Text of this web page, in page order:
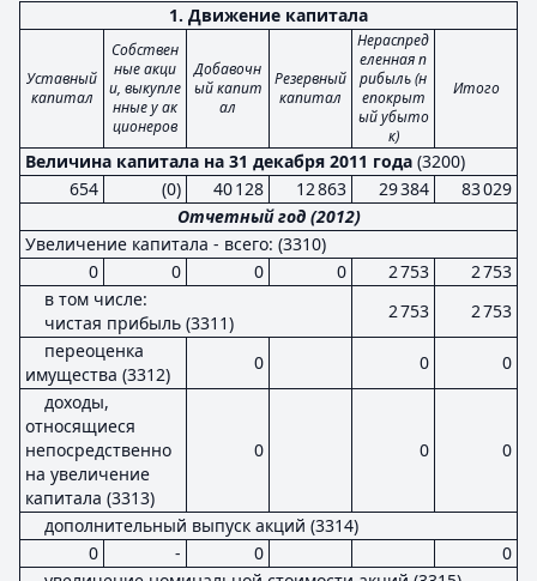
1. Движение капитала
Уставный
капитал
Собствен
ные акци
и, выкупле
нные у ак
ционеров
Добавочн
ый капит
ал
Резервный
капитал
Нераспред
еленная п
рибыль (н
епокрыт
ый убыто
к)
Итого
Величина капитала на 31 декабря 2011 года (3200)
654
(0) 40 128 12 863 29 384
83 029
Отчетный год (2012)
Увеличение капитала - всего: (3310)
0
0 0 0 2 753
2 753
в том числе:
чистая прибыль (3311)
2 753
2 753
переоценка
имущества (3312)
0 0
0
доходы,
относящиеся
непосредственно
на увеличение
капитала (3313)
0 0 0
дополнительный выпуск акций (3314)
0
- 0
0